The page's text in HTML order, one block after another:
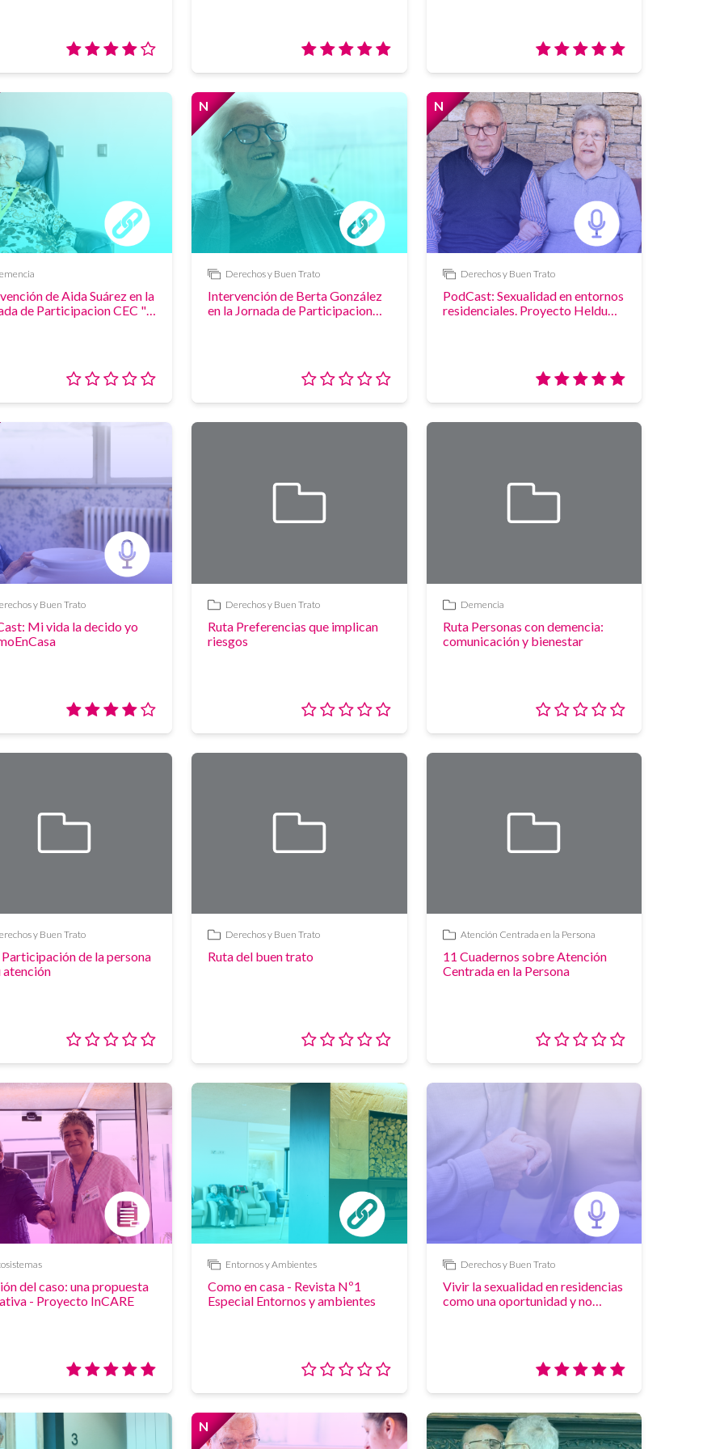
Valoración:
Valoración:
Valoración:
de Aida Suárez en la
de Participacion CEC "
Valoración:
0/5
N
Novedad
Enlace
Derechos y Buen Trato
Intervención de Berta González
en la Jornada de Participacion
Valoración:
0/5
N
Novedad
Enlace
Derechos y Buen Trato
PodCast: Sexualidad en entornos
residenciales. Proyecto Heldu
Valoración:
5/5
y Buen Trato
Mi vida la decido yo
Valoración:
Enlace
Derechos y Buen Trato
Ruta Preferencias que implican
riesgos
Valoración:
Enlace
Demencia
Ruta Personas con demencia:
comunicación y bienestar
Valoración:
y Buen Trato
Participación de la persona
atención
Valoración:
0/5
Enlace
Derechos y Buen Trato
Ruta del buen trato
Valoración:
0/5
Enlace
Atención Centrada en la Persona
11 Cuadernos sobre Atención
Centrada en la Persona
Valoración:
0/5
del caso: una propuesta
- Proyecto InCARE
Valoración:
5/5
Enlace
Entornos y Ambientes
Como en casa - Revista Nº1
Especial Entornos y ambientes
Valoración:
0/5
Enlace
Derechos y Buen Trato
Vivir la sexu alidad en residencias
como una oportunidad y no
Valoración:
5/5
N
Novedad